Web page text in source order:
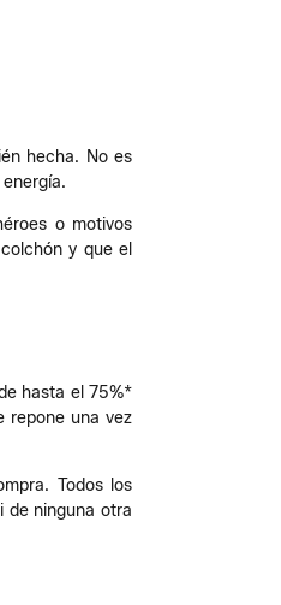
hecha. No es
o motivos
y que el
hasta el 75%*
repone una vez
Todos los
de ninguna otra